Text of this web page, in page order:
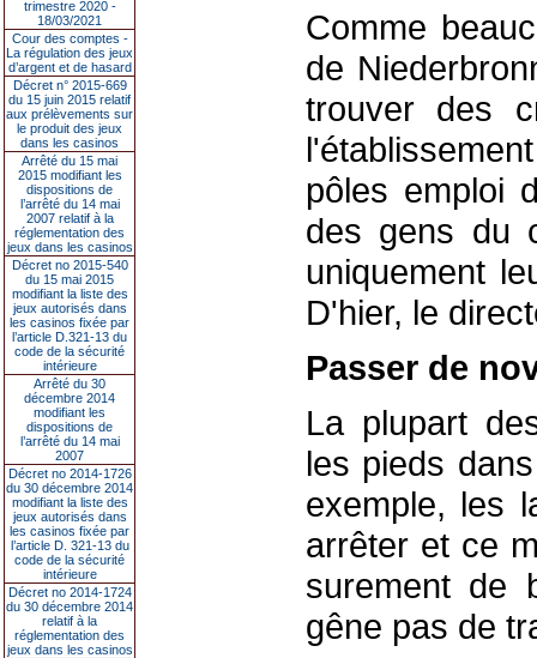
trimestre 2020 -
18/03/2021
Cour des comptes -
La régulation des jeux
d’argent et de hasard
Décret n° 2015-669
du 15 juin 2015 relatif
aux prélèvements sur
le produit des jeux
dans les casinos
Arrêté du 15 mai
2015 modifiant les
dispositions de
l’arrêté du 14 mai
2007 relatif à la
réglementation des
jeux dans les casinos
Décret no 2015-540
du 15 mai 2015
modifiant la liste des
jeux autorisés dans
les casinos fixée par
l’article D.321-13 du
code de la sécurité
intérieure
Arrêté du 30
décembre 2014
modifiant les
dispositions de
l’arrêté du 14 mai
2007
Décret no 2014-1726
du 30 décembre 2014
modifiant la liste des
jeux autorisés dans
les casinos fixée par
l’article D. 321-13 du
code de la sécurité
intérieure
Décret no 2014-1724
du 30 décembre 2014
relatif à la
réglementation des
jeux dans les casinos
Comme
de
trouver des
pôles emploi
des gens du
uniquement
D'hier, le
Passer de
La plupart
les pieds
exemple, les
arrêter et ce
surement de
gêne pas de